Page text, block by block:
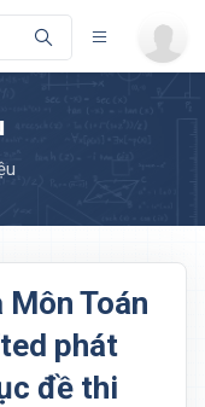
Toán
phát
đề thi